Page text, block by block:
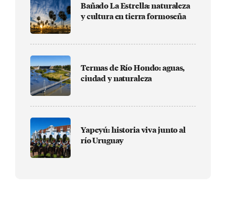
Bañado La Estrella: naturaleza
y cultura en tierra formoseña
Termas de Río Hondo: aguas,
ciudad y naturaleza
Yapeyú: historia viva junto al
río Uruguay